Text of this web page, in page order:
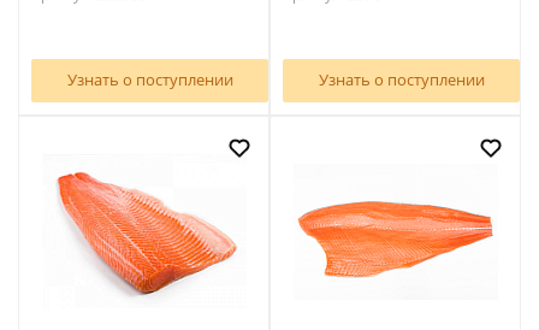
Узнать о поступлении Узнать о поступлении